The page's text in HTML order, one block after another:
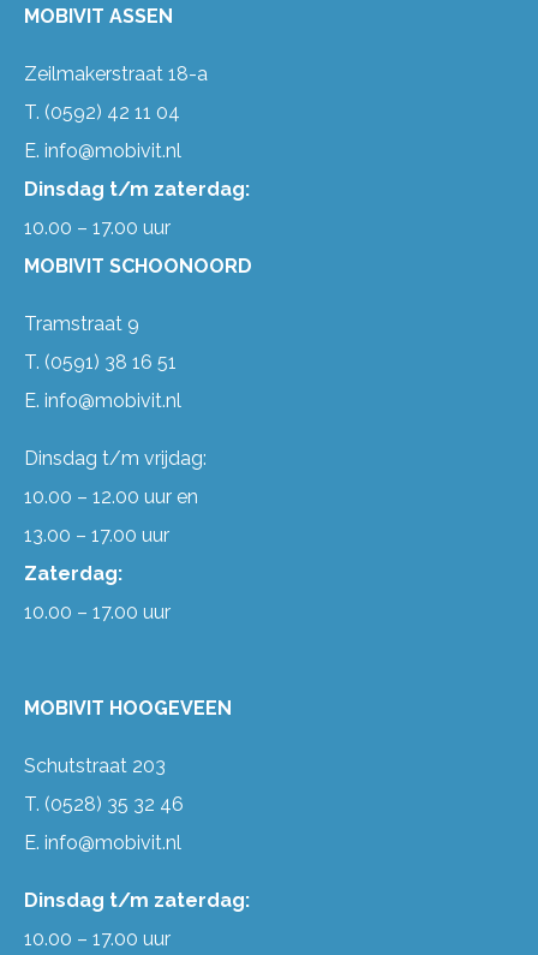
MOBIVIT ASSEN
Zeilmakerstraat 18-a
T. (0592) 42 11 04
E. info@mobivit.nl
Dinsdag t/m zaterdag:
10.00 – 17.00 uur
MOBIVIT SCHOONOORD
Tramstraat 9
T. (0591) 38 16 51
E. info@mobivit.nl
Dinsdag t/m vrijdag:
10.00 – 12.00 uur en
13.00 – 17.00 uur
Zaterdag:
10.00 – 17.00 uur
MOBIVIT HOOGEVEEN
Schutstraat 203
T. (0528) 35 32 46
E. info@mobivit.nl
Dinsdag t/m zaterdag:
10.00 – 17.00 uur